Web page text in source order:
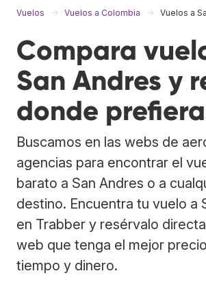
Vuelos Vuelos a Colombia Vuelos a
Compara
San Andres y
donde
Buscamos en las webs de
agencias para encontrar el
barato a San Andres o a
destino. Encuentra tu vuelo a
en Trabber y resérvalo
web que tenga el mejor
tiempo y dinero.